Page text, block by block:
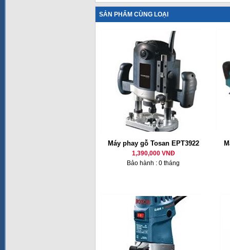
SẢN PHẨM CÙNG LOẠI
Máy phay gỗ Tosan EPT3922
1,390,000 VNĐ
Bảo hành : 0 tháng